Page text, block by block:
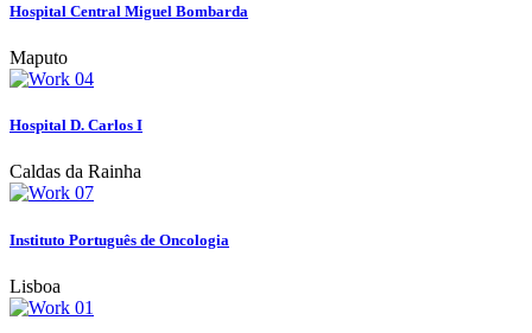
Hospital Central Miguel Bombarda
Maputo
Hospital D. Carlos I
Caldas da Rainha
Instituto Português de Oncologia
Lisboa